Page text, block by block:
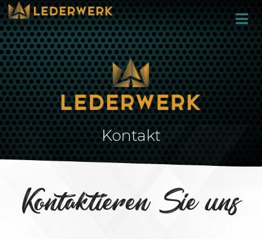
Kontakt
Kontaktieren Sie uns